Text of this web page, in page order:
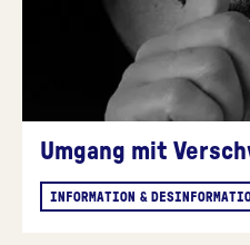
Umgang mit
INFORMATION &